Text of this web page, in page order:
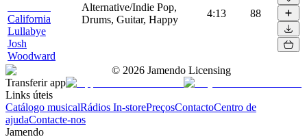
California
Lullabye
Josh
Woodward
Alternative/Indie Pop,
Drums, Guitar, Happy
4:13 88
© 2026 Jamendo Licensing
Transferir app
Links úteis
Catálogo musicalRádios In-storePreçosContactoCentro de
ajudaContacte-nos
Jamendo